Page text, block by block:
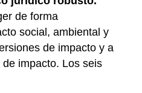
de forma
social, ambiental y
de impacto y a
impacto. Los seis